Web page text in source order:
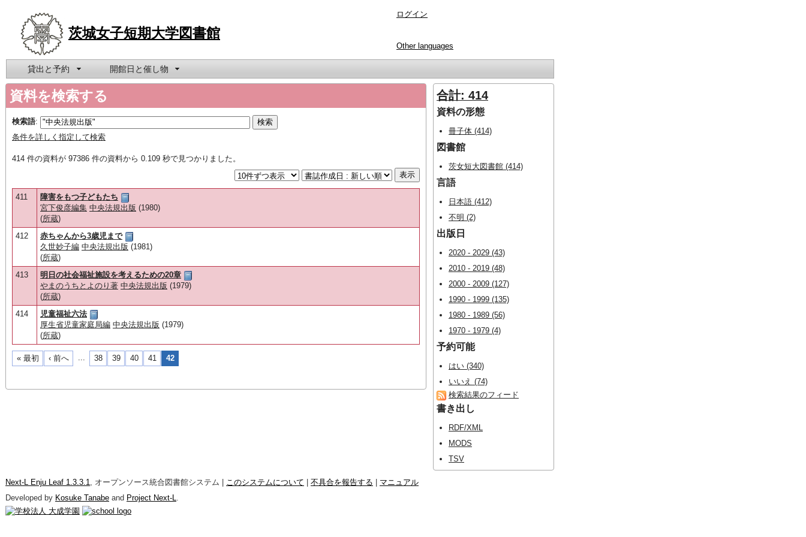
茨城女子短期大学図書館
ログイン
Other languages
貸出と予約 開館日と催し物
資料を検索する
検索語:
条件を詳しく指定して検索
414 件の資料が 97386 件の資料から 0.109 秒で見つかりました。
411
障害をもつ子どもたち
宮下俊彦編集 中央法規出版 (1980)
(所蔵)
412
赤ちゃんから3歳児まで
久世妙子編 中央法規出版 (1981)
(所蔵)
413
明日の社会福祉施設を考えるための20章
やまのうちとよのり著 中央法規出版 (1979)
(所蔵)
414
児童福祉六法
厚生省児童家庭局編 中央法規出版 (1979)
(所蔵)
« 最初 ‹ 前へ ... 38 39 40 41 42
合計: 414
資料の形態
冊子体 (414)
図書館
茨女短大図書館 (414)
言語
日本語 (412)
不明 (2)
出版日
2020 - 2029 (43)
2010 - 2019 (48)
2000 - 2009 (127)
1990 - 1999 (135)
1980 - 1989 (56)
1970 - 1979 (4)
予約可能
はい (340)
いいえ (74)
検索結果のフィード
書き出し
RDF/XML
MODS
TSV
Next-L Enju Leaf 1.3.3.1, オープンソース統合図書館システム | このシステムについて 不具合を報告する
マニュアル
Developed by Kosuke Tanabe and Project Next-L.